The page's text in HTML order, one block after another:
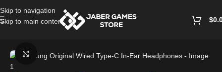
Skip to navigation
Skip to main content
$
Click to enlarge